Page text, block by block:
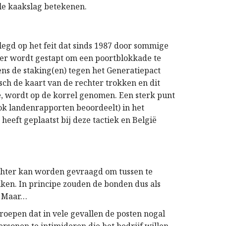
kaakslag betekenen.
op het feit dat sinds 1987 door sommige
wordt gestapt om een poortblokkade te
de staking(en) tegen het Generatiepact
de kaart van de rechter trokken en dit
wordt op de korrel genomen. Een sterk punt
landenrapporten beoordeelt) in het
geplaatst bij deze tactiek en België
kan worden gevraagd om tussen te
In principe zouden de bonden dus als
dat in vele gevallen de posten nogal